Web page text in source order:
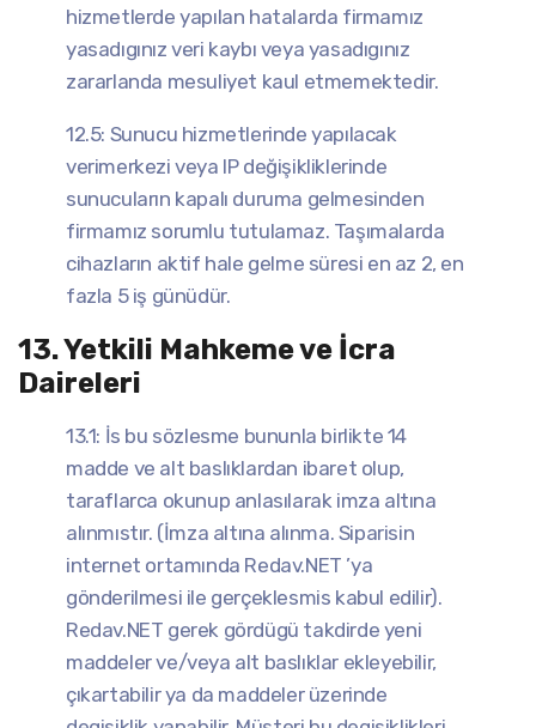
hizmetlerde yapılan hatalarda firmamız
yasadıgınız veri kaybı veya yasadıgınız
zararlanda mesuliyet kaul etmemektedir.
12.5: Sunucu hizmetlerinde yapılacak
verimerkezi veya IP değişikliklerinde
sunucuların kapalı duruma gelmesinden
firmamız sorumlu tutulamaz. Taşımalarda
cihazların aktif hale gelme süresi en az 2, en
fazla 5 iş günüdür.
13. Yetkili Mahkeme ve İcra
Daireleri
13.1: İs bu sözlesme bununla birlikte 14
madde ve alt baslıklardan ibaret olup,
taraflarca okunup anlasılarak imza altına
alınmıstır. (İmza altına alınma. Siparisin
internet ortamında Redav.NET ’ya
gönderilmesi ile gerçeklesmis kabul edilir).
Redav.NET gerek gördügü takdirde yeni
maddeler ve/veya alt baslıklar ekleyebilir,
çıkartabilir ya da maddeler üzerinde